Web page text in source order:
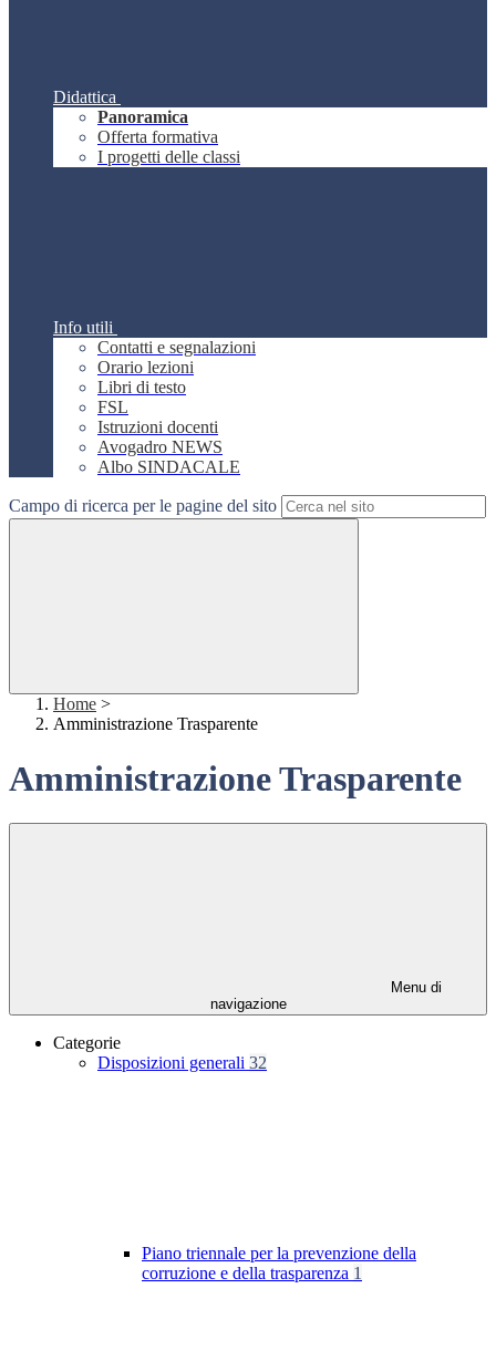
Didattica
Panoramica
Offerta formativa
I progetti delle classi
Info utili
Contatti e segnalazioni
Orario lezioni
Libri di testo
FSL
Istruzioni docenti
Avogadro NEWS
Albo SINDACALE
Campo di ricerca per le pagine del sito
Home >
Amministrazione Trasparente
Amministrazione Trasparente
Menu di
navigazione
Categorie
Disposizioni generali 32
Piano triennale per la prevenzione della
corruzione e della trasparenza 1